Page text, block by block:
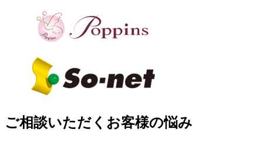
ご相談いただくお客様の悩み